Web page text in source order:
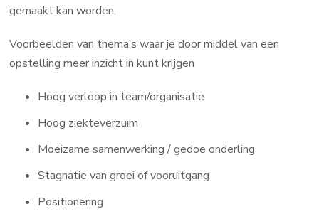
gemaakt kan worden.
Voorbeelden van thema’s waar je door middel van een
opstelling meer inzicht in kunt krijgen
Hoog verloop in team/organisatie
Hoog ziekteverzuim
Moeizame samenwerking / gedoe onderling
Stagnatie van groei of vooruitgang
Positionering